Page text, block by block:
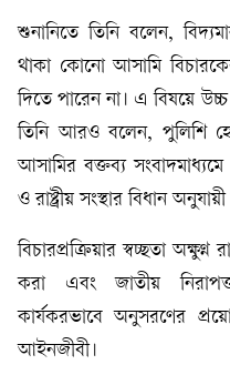
শুনানিতে তিনি বলেন,
থাকা কোনো আসামি
দিতে পারেন না। এ বিষয়ে
তিনি আরও বলেন, পুলিশি
আসামির বক্তব্য
ও রাষ্ট্রীয় সংস্থার বিধান
বিচারপ্রক্রিয়ার স্বচ্ছতা
করা এবং জাতীয়
কার্যকরভাবে অনুসরণের
আইনজীবী।